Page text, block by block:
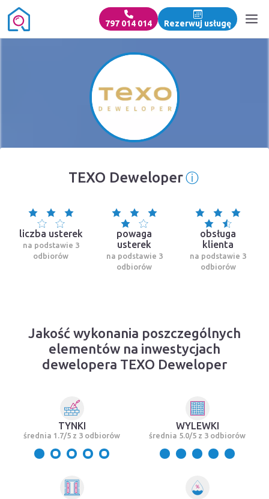
797 014 014 Rezerwuj usługę
TEXO DeweloperⓘInformacja
liczba usterek
na podstawie 3
odbiorów
powaga
usterek
na podstawie 3
odbiorów
obsługa
klienta
na podstawie 3
odbiorów
Jakość wykonania poszczególnych
elementów na inwestycjach
dewelopera TEXO Deweloper
TYNKI
średnia 1.7/5 z 3 odbiorów
WYLEWKI
średnia 5.0/5 z 3 odbiorów